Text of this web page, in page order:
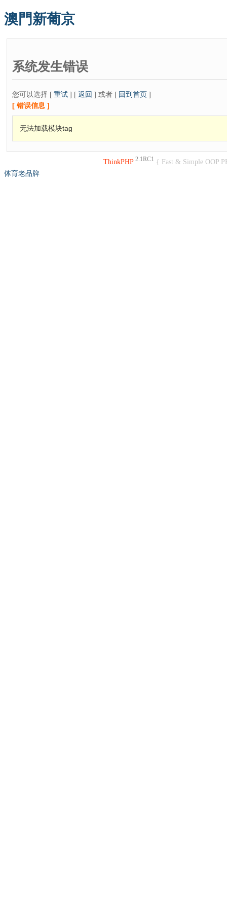
澳門新葡京
系统发生错误
您可以选择 [ 重试 ] [ 返回 ] 或者 [ 回到首页 ]
[ 错误信息 ]
无法加载模块tag
ThinkPHP 2.1RC1 { Fast & Simple OOP
体育老品牌